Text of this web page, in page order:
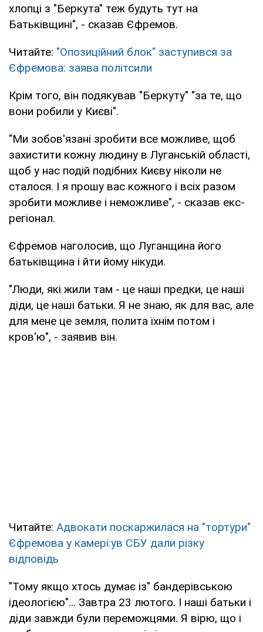
хлопці з "Беркута" теж будуть тут на
Батьківщині", - сказав Єфремов.
Читайте: "Опозиційний блок" заступився за
Єфремова: заява політсили
Крім того, він подякував "Беркуту" "за те, що
вони робили у Києві".
"Ми зобов'язані зробити все можливе, щоб
захистити кожну людину в Луганській області,
щоб у нас подій подібних Києву ніколи не
сталося. І я прошу вас кожного і всіх разом
зробити можливе і неможливе", - сказав екс-
регіонал.
Єфремов наголосив, що Луганщина його
батьківщина і йти йому нікуди.
"Люди, які жили там - це наші предки, це наші
діди, це наші батьки. Я не знаю, як для вас, але
для мене це земля, полита їхнім потом і
кров'ю", - заявив він.
Читайте: Адвокати поскаржилася на "тортури"
Єфремова у камері:ув СБУ дали різку
відповідь
"Тому якщо хтось думає із" бандерівською
ідеологією"... Завтра 23 лютого. І наші батьки і
діди завжди були переможцями. Я вірю, що і